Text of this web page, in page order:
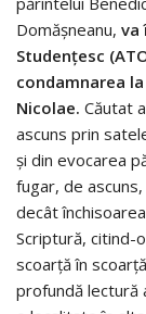
Domășneanu, va
Studențesc
condamnarea
Nicolae. Căutat
ascuns prin
și din evocarea
fugar, de
decât
Scriptură, ci­tind-
scoarță în
profundă lectură